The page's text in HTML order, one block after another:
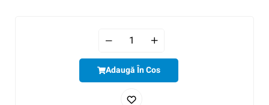
Adaugă În Cos